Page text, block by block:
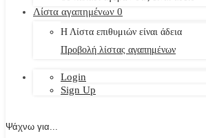
Λίστα αγαπημένων 0
Η Λίστα επιθυμιών είναι άδεια
Προβολή λίστας αγαπημένων
Login
Sign Up